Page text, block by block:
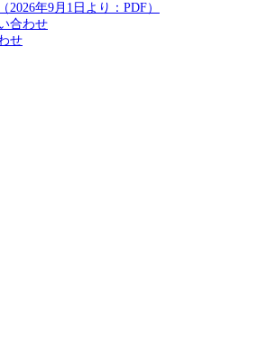
2026年9月1日より：PDF）
合わせ
せ